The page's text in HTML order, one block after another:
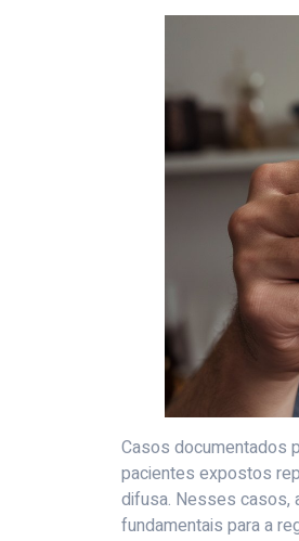
Casos documentados
pacientes expostos
difusa. Nesses casos,
fundamentais para a